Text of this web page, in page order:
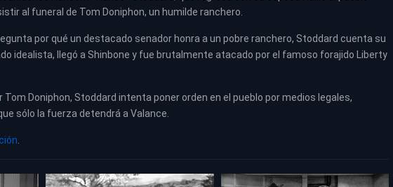
al funeral de Tom Doniphon, un humilde ranchero.
por qué un destacado senador honra a un pobre ranchero, Stoddard cuenta su
idealista, llegó a Shinbone y fue brutalmente atacado por el famoso forajido Liberty
Tom Doniphon, Stoddard intenta poner orden en el pueblo por medios legales,
sólo la fuerza detendrá a Valance.